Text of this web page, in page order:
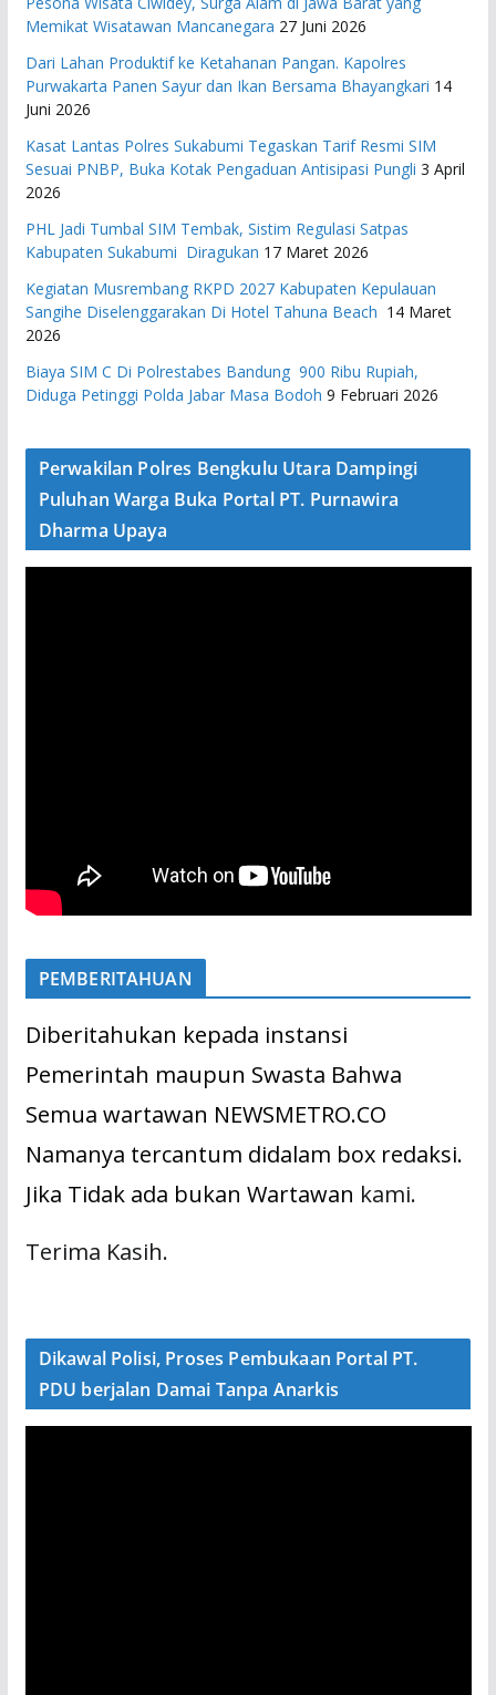
Memikat Wisatawan Mancanegara 27 Juni 2026
Dari Lahan Produktif ke Ketahanan Pangan. Kapolres
Purwakarta Panen Sayur dan Ikan Bersama Bhayangkari 14
Juni 2026
Kasat Lantas Polres Sukabumi Tegaskan Tarif Resmi SIM
Sesuai PNBP, Buka Kotak Pengaduan Antisipasi Pungli 3 April
2026
PHL Jadi Tumbal SIM Tembak, Sistim Regulasi Satpas
Kabupaten Sukabumi Diragukan 17 Maret 2026
Kegiatan Musrembang RKPD 2027 ​Kabupaten Kepulauan
Sangihe Diselenggarakan Di Hotel Tahuna Beach 14 Maret
2026
Biaya SIM C Di Polrestabes Bandung 900 Ribu Rupiah,
Diduga Petinggi Polda Jabar Masa Bodoh 9 Februari 2026
Perwakilan Polres Bengkulu Utara Dampingi
Puluhan Warga Buka Portal PT. Purnawira
Dharma Upaya
PEMBERITAHUAN
Diberitahukan kepada instansi
Pemerintah maupun Swasta Bahwa
Semua wartawan NEWSMETRO.CO
Namanya tercantum didalam box redaksi.
Jika Tidak ada bukan Wartawan kami.
Terima Kasih.
Dikawal Polisi, Proses Pembukaan Portal PT.
PDU berjalan Damai Tanpa Anarkis